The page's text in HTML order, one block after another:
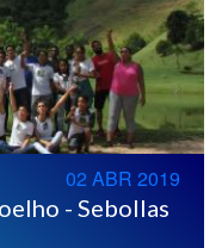
- Sebollas
02 ABR 2019